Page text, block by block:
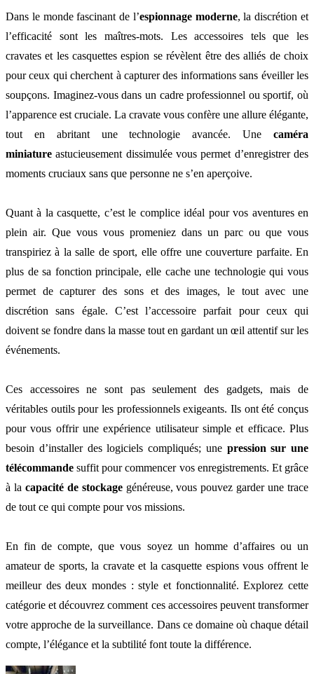
Dans le monde fascinant de l’espionnage moderne, la discrétion et
l’efficacité sont les maîtres-mots. Les accessoires tels que les
cravates et les casquettes espion se révèlent être des alliés de choix
pour ceux qui cherchent à capturer des informations sans éveiller les
soupçons. Imaginez-vous dans un cadre professionnel ou sportif, où
l’apparence est cruciale. La cravate vous confère une allure élégante,
tout en abritant une technologie avancée. Une caméra
miniature astucieusement dissimulée vous permet d’enregistrer des
moments cruciaux sans que personne ne s’en aperçoive.
Quant à la casquette, c’est le complice idéal pour vos aventures en
plein air. Que vous vous promeniez dans un parc ou que vous
transpiriez à la salle de sport, elle offre une couverture parfaite. En
plus de sa fonction principale, elle cache une technologie qui vous
permet de capturer des sons et des images, le tout avec une
discrétion sans égale. C’est l’accessoire parfait pour ceux qui
doivent se fondre dans la masse tout en gardant un œil attentif sur les
événements.
Ces accessoires ne sont pas seulement des gadgets, mais de
véritables outils pour les professionnels exigeants. Ils ont été conçus
pour vous offrir une expérience utilisateur simple et efficace. Plus
besoin d’installer des logiciels compliqués; une pression sur une
télécommande suffit pour commencer vos enregistrements. Et grâce
à la capacité de stockagegénéreuse, vous pouvez garder une trace
de tout ce qui compte pour vos missions.
En fin de compte, que vous soyez un homme d’affaires ou un
amateur de sports, la cravate et la casquette espions vous offrent le
meilleur des deux mondes : style et fonctionnalité. Explorez cette
catégorie et découvrez comment ces accessoires peuvent transformer
votre approche de la surveillance. Dans ce domaine où chaque détail
compte, l’élégance et la subtilité font toute la différence.